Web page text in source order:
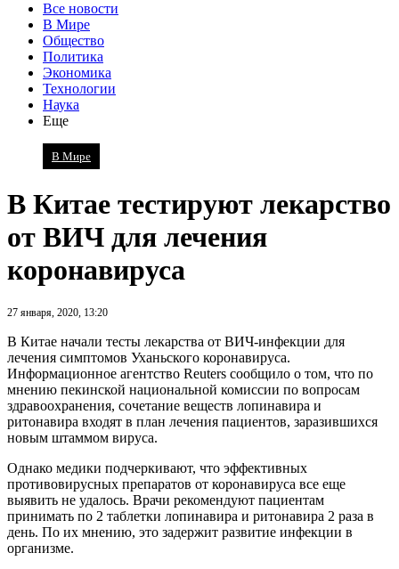
Все новости
В Мире
Общество
Политика
Экономика
Технологии
Наука
Еще
В Мире
В Китае тестируют лекарство
от ВИЧ для лечения
коронавируса
27 января, 2020, 13:20
В Китае начали тесты лекарства от ВИЧ-инфекции для
лечения симптомов Уханьского коронавируса.
Информационное агентство Reuters сообщило о том, что по
мнению пекинской национальной комиссии по вопросам
здравоохранения, сочетание веществ лопинавира и
ритонавира входят в план лечения пациентов, заразившихся
новым штаммом вируса.
Однако медики подчеркивают, что эффективных
противовирусных препаратов от коронавируса все еще
выявить не удалось. Врачи рекомендуют пациентам
принимать по 2 таблетки лопинавира и ритонавира 2 раза в
день. По их мнению, это задержит развитие инфекции в
организме.